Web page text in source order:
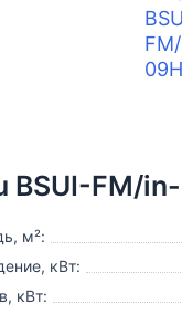
BSUI-FM/
м²:
кВт:
кВт: